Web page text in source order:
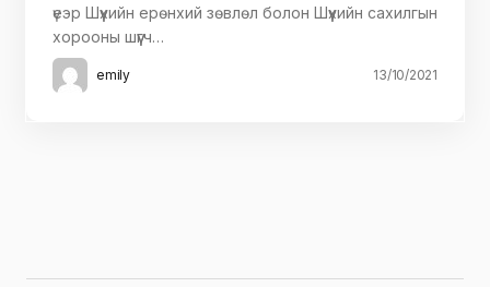
үеэр Шүүхийн ерөнхий зөвлөл болон Шүүхийн сахилгын
хорооны шүүгч…
emily 13/10/2021